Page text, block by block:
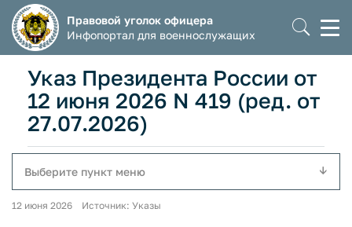
Правовой уголок офицера
Инфопортал для военнослужащих
Указ Президента России от
12 июня 2026 N 419 (ред. от
27.07.2026)
Выберите пункт меню
12 июня 2026 Источник: Указы